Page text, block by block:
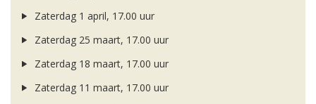
Zaterdag 1 april, 17.00 uur
Zaterdag 25 maart, 17.00 uur
Zaterdag 18 maart, 17.00 uur
Zaterdag 11 maart, 17.00 uur